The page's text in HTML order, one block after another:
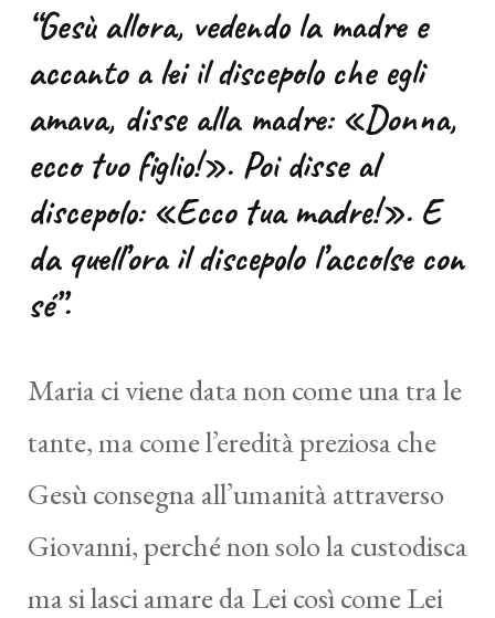
“Gesù allora, vedendo la madre e
accanto a lei il discepolo che egli
amava, disse alla madre: «Donna,
ecco tuo figlio!». Poi disse al
discepolo: «Ecco tua madre!». E
da quell’ora il discepolo l’accolse con
sé”.
Maria ci viene data non come una tra le
tante, ma come l’eredità preziosa che
Gesù consegna all’umanità attraverso
Giovanni, perché non solo la custodisca
ma si lasci amare da Lei così come Lei